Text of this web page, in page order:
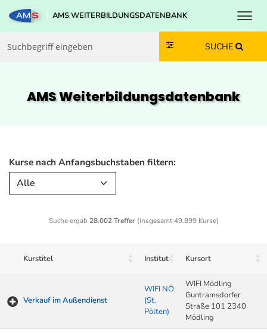
Zum Inhalt springen
Zum Navmenü springen
Zur Suche springen
Zur Footer springen
AMS WEITERBILDUNGSDATENBANK
SUCHE
AMS Weiterbildungs­datenbank
Kurse nach Anfangsbuchstaben filtern:
Alle
Suche ergab 28.002 Treffer(insgesamt 49.899 Kurse)
Kurstitel Institut Kursort
Verkauf im Außendienst
WIFI NÖ
(St.
Pölten)
WIFI Mödling
Guntramsdorfer
Straße 101 2340
Mödling